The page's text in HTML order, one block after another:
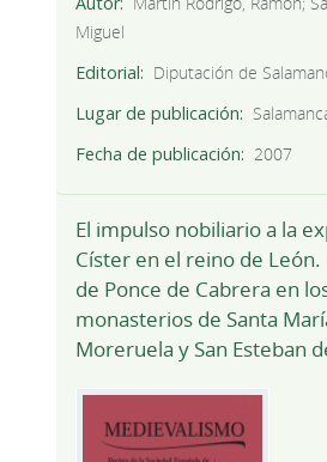
Miguel
Editorial
Diputación de
Lugar de publicación
Fecha de publicación
2007
El impulso nobiliario a la
Císter en el reino de
de Ponce de Cabrera en
monasterios de Santa
Moreruela y San Esteban